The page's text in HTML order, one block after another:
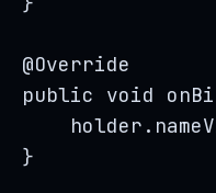
@Override
public
void
holder .
}